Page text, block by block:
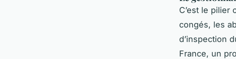
C’est le pilier
congés, les
d’inspection
France, un